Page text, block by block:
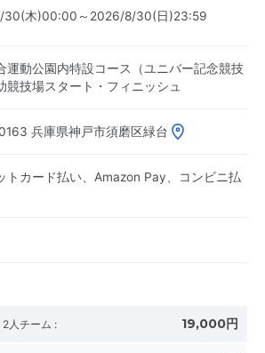
30(木)00:00～2026/8/30(日)23:59
運動公園内特設コース（ユニバー記念競技
技場スタート・フィニッシュ
兵庫県神戸市須磨区緑台
トカード払い、Amazon Pay、コンビニ払
人チーム : 19,000円